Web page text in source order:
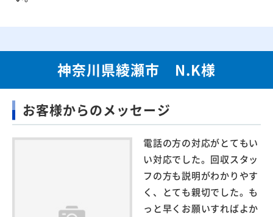
神奈川県綾瀬市 N.K様
お客様からのメッセージ
電話の方の対応がとてもい
い対応でした。回収スタッ
フの方も説明がわかりやす
く、とても親切でした。も
っと早くお願いすればよか